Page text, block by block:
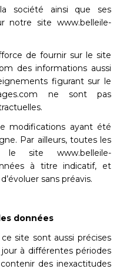
société ainsi que ses
notre site www.belleile-
de fournir sur le site
des informations aussi
figurant sur le
ne sont pas
modifications ayant été
Par ailleurs, toutes les
le site www.belleile-
à titre indicatif, et
sans préavis.
données
site sont aussi précises
à différentes périodes
des inexactitudes